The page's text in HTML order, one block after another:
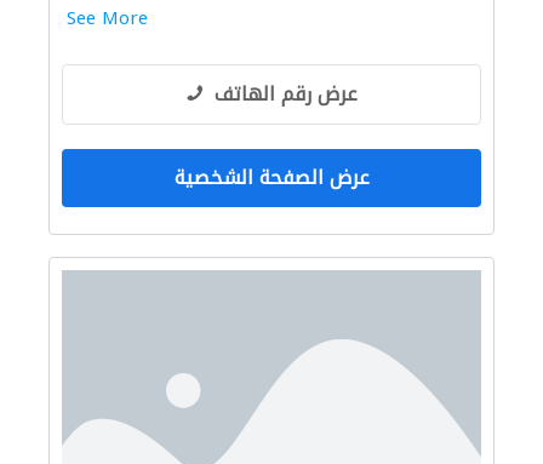
See More
عرض رقم الهاتف
عرض الصفحة الشخصية